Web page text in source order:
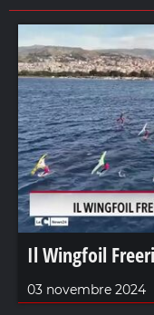
Il Wingfoil
03 novembre 2024